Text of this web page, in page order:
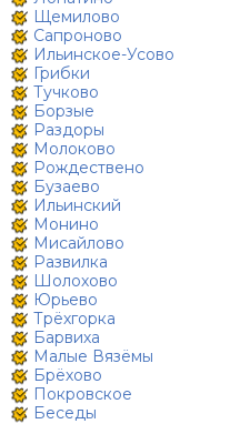
Щемилово
Сапроново
Ильинское-Усово
Грибки
Тучково
Борзые
Раздоры
Молоково
Рождествено
Бузаево
Ильинский
Монино
Мисайлово
Развилка
Шолохово
Юрьево
Трёхгорка
Барвиха
Малые Вязёмы
Брёхово
Покровское
Беседы